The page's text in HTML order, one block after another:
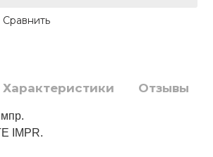
Характеристики Отзывы
IMPR.